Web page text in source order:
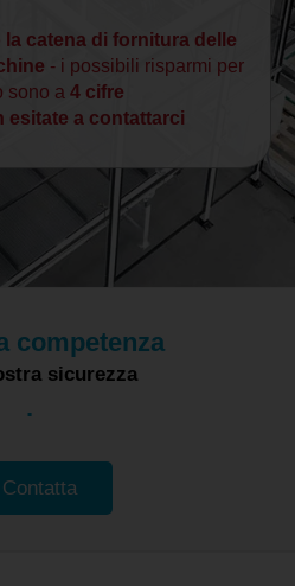
la catena di fornitura delle
- i possibili risparmi per
sono a 4 cifre
esitate a contattarci
competenza
sicurezza
.
Contatta